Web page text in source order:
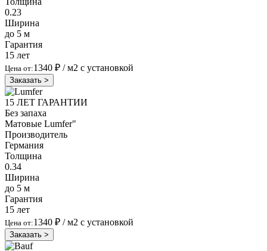
0.23
Ширина
до 5 м
Гарантия
15 лет
Цена от:1340 ₽ / м2 с установкой
Заказать >
15 ЛЕТ ГАРАНТИИ
Без запаха
Матовые Lumfer"
Производитель
Германия
Толщина
0.34
Ширина
до 5 м
Гарантия
15 лет
Цена от:1340 ₽ / м2 с установкой
Заказать >